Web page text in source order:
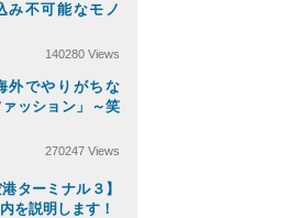
み不可能なモノ
140280 Views
外でやりがちな
ァッション」～笑
270247 Views
港ターミナル３】
を説明します！